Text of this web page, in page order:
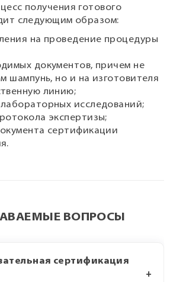
получения готового
следующим образом:
на проведение процедуры
документов, причем не
шампунь, но и на изготовителя
линию;
исследований;
экспертизы;
сертификации
ВОПРОСЫ
сертификация